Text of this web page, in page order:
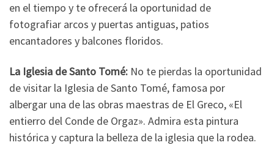
en el tiempo y te ofrecerá la oportunidad de
fotografiar arcos y puertas antiguas, patios
encantadores y balcones floridos.
La Iglesia de Santo Tomé: No te pierdas la oportunidad
de visitar la Iglesia de Santo Tomé, famosa por
albergar una de las obras maestras de El Greco, «El
entierro del Conde de Orgaz». Admira esta pintura
histórica y captura la belleza de la iglesia que la rodea.